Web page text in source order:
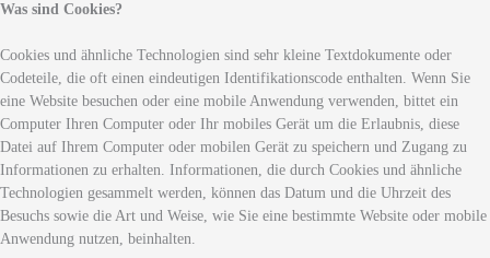
Was sind Cookies?
Cookies und ähnliche Technologien sind sehr kleine Textdokumente oder
Codeteile, die oft einen eindeutigen Identifikationscode enthalten. Wenn Sie
eine Website besuchen oder eine mobile Anwendung verwenden, bittet ein
Computer Ihren Computer oder Ihr mobiles Gerät um die Erlaubnis, diese
Datei auf Ihrem Computer oder mobilen Gerät zu speichern und Zugang zu
Informationen zu erhalten. Informationen, die durch Cookies und ähnliche
Technologien gesammelt werden, können das Datum und die Uhrzeit des
Besuchs sowie die Art und Weise, wie Sie eine bestimmte Website oder mobile
Anwendung nutzen, beinhalten.